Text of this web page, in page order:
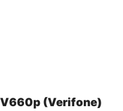
V660p (Verifone)